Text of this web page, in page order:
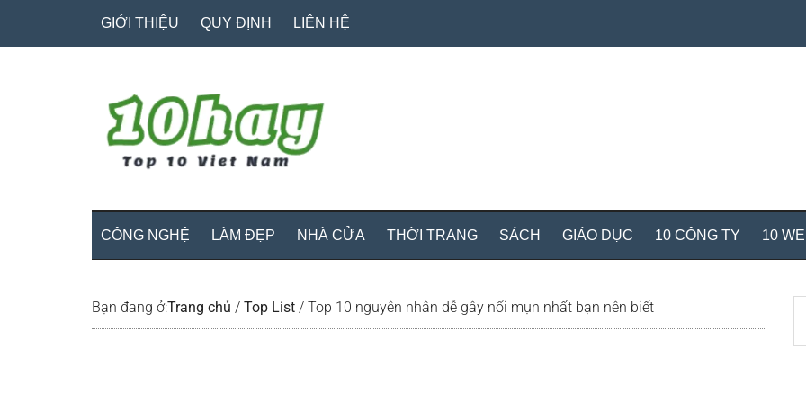
GIỚI THIỆU QUY ĐỊNH LIÊN HỆ
CÔNG NGHỆ LÀM ĐẸP NHÀ CỬA THỜI TRANG SÁCH GIÁO DỤC 10 CÔNG TY 10
Bạn đang ở:Trang chủ / Top List / Top 10 nguyên nhân dễ gây nổi mụn nhất bạn nên biết